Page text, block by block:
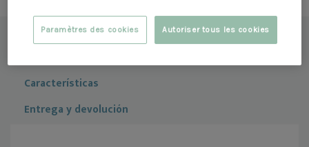
Descripción
Características
Entrega y devolución
Autoriser tous les cookies
Paramètres des cookies